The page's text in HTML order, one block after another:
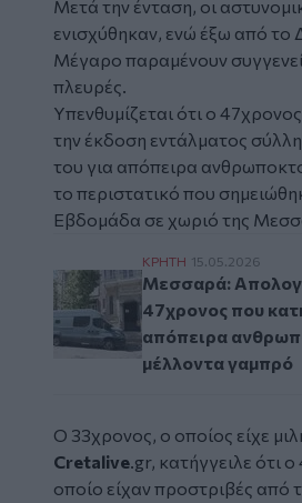
Μετά την ένταση, οι
ενισχύθηκαν, ενώ έξω από το
Μέγαρο παραμένουν
πλευρές.
Υπενθυμίζεται ότι ο
την έκδοση εντάλματος
του για απόπειρα
το περιστατικό που
Εβδομάδα σε χωριό της
Μεσσαρά:
ΚΡΗΤΗ 15.05.2026
Μεσσαρά:
47χρονος που
απόπειρα
μέλλοντα γαμπρό
Ο 33χρονος, ο οποίος είχε
Cretalive.gr, κατήγγειλε ότι
οποίο είχαν προστριβές από